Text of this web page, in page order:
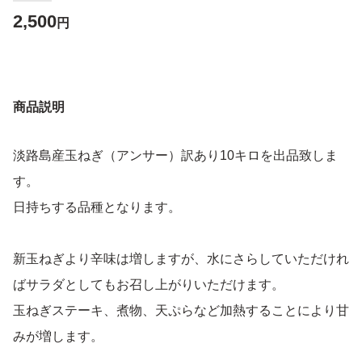
2,500円
商品説明
淡路島産玉ねぎ（アンサー）訳あり10キロを出品致しま
す。
日持ちする品種となります。
新玉ねぎより辛味は増しますが、水にさらしていただけれ
ばサラダとしてもお召し上がりいただけます。
玉ねぎステーキ、煮物、天ぷらなど加熱することにより甘
みが増します。